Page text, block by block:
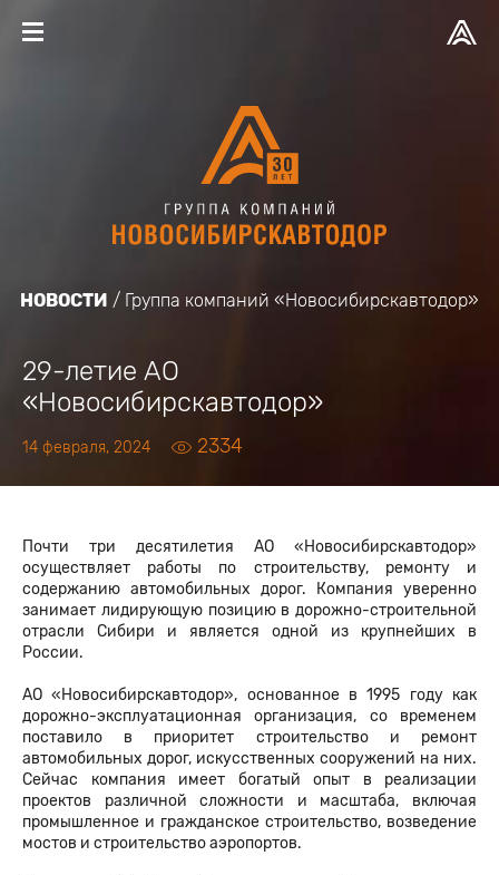
НОВОСТИ Группа компаний «Новосибирскавтодор»
29-летие АО
«Новосибирскавтодор»
14 февраля, 2024 2334
Почти три десятилетия АО «Новосибирскавтодор»
осуществляет работы по строительству, ремонту и
содержанию автомобильных дорог. Компания уверенно
занимает лидирующую позицию в дорожно-строительной
отрасли Сибири и является одной из крупнейших в
России.
АО «Новосибирскавтодор», основанное в 1995 году как
дорожно-эксплуатационная организация, со временем
поставило в приоритет строительство и ремонт
автомобильных дорог, искусственных сооружений на них.
Сейчас компания имеет богатый опыт в реализации
проектов различной сложности и масштаба, включая
промышленное и гражданское строительство, возведение
мостов и строительство аэропортов.